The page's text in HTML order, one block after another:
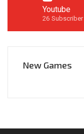
Youtube
26 Subscriber
New Games